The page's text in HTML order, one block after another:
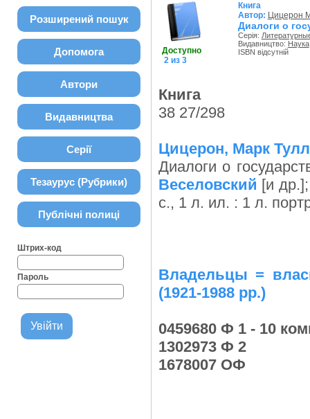
Розширений пошук
Допомога
Автори
Видавництва
Серії
Тезаурус (Рубрики)
Публічні полиці
Штрих-код
Пароль
Доступно
2 из 3
Книга
Автор: Цицерон
Диалоги о
Серія:
Видавництво: Наука
ISBN відсутній
Книга
38 27/298
Цицерон, Марк
Диалоги о
Веселовский [и
с., 1 л. ил. : 1 л.
Владельцы =
(1921-1988 рр.)
0459680 Ф 1 - 10
1302973 Ф 2
1678007 ОФ